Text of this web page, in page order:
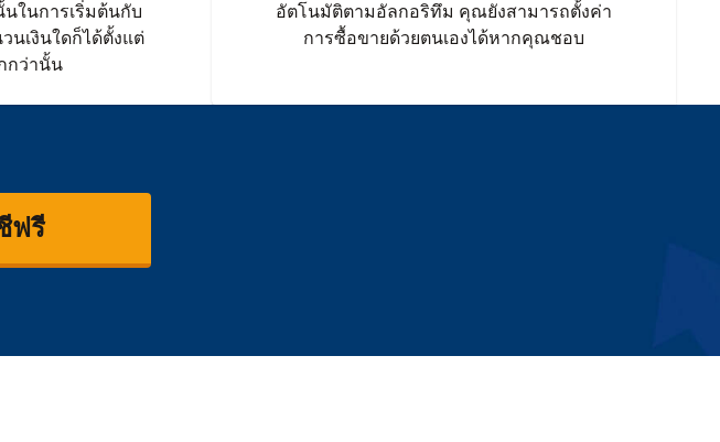
นในการเริ่มต้นกับ
เงินใดก็ได้ตั้งแต่
กว่านั้น
อัตโนมัติตามอัลกอริทึม คุณยังสามารถตั้งค่า
การซื้อขายด้วยตนเองได้หากคุณชอบ
ฟรี